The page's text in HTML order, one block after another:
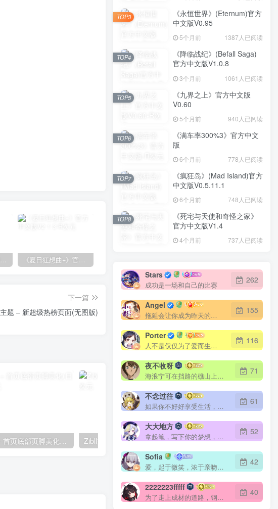
R次元网整站打包V0.1(原创) 《夏日狂想曲+》官方中文版V2.1.3
下一篇
题 – 新超级热榜页面(无图版)
Zibll主题 – 首页底部页脚美化(日夜版) Zibll主题 – 自带弹窗美化样式 Zibll主题 – 添加自动聊
《永恒世界》(Eternum)官方
中文版V0.95
5个月前 1387人已阅读
TOP3
《降临战纪》(Befall Saga)
官方中文版V1.0.8
3个月前 1061人已阅读
TOP4
《九界之上》官方中文版
V0.60
5个月前 940人已阅读
TOP5
《满车率300%3》官方中文
版
6个月前 778人已阅读
TOP6
《疯狂岛》(Mad Island)官方
中文版V0.5.11.1
6个月前 748人已阅读
TOP7
《死宅与天使和奇怪之家》
官方中文版V1.4
4个月前 737人已阅读
TOP8
Stars
成功是一场和自己的比赛
262
Angel
拖延会让你成为昨天的奴隶
155
Porter
人不是仅仅为了爱而生存的
116
夜不收呀
海浪宁可在挡路的礁山上撞得粉碎，也不肯后退一步
71
不念过往
如果你不好好享受生活，你的悲伤、难过、害怕、羞愧和内疚会代替你享受
61
大大地方
拿起笔，写下你的梦想，你的人生就从此刻起航
52
Sofia
爱，起于微笑，浓于亲吻，逝于泪水
42
2222223fffff
为了走上成材的道路，钢铁决不惋惜璀璨的钢花被遗弃
40